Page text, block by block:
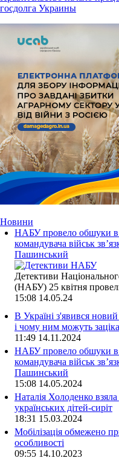
госдолга Украины
Новини
НАБУ провело обшуки в
командувача військ
Пашинський
Детективи
(НАБУ) 25 квітня
15:08 14.05.24
В Україні з'явився
і чому ним можуть
11:49 14.11.2024
НАБУ провело обшуки в
командувача військ
Пашинський
15:08 14.05.2024
Наталія Холоденко
українських дітей-сиріт
18:31 15.03.2024
Мобілізація обмежено
особливості
09:55 14.10.2023